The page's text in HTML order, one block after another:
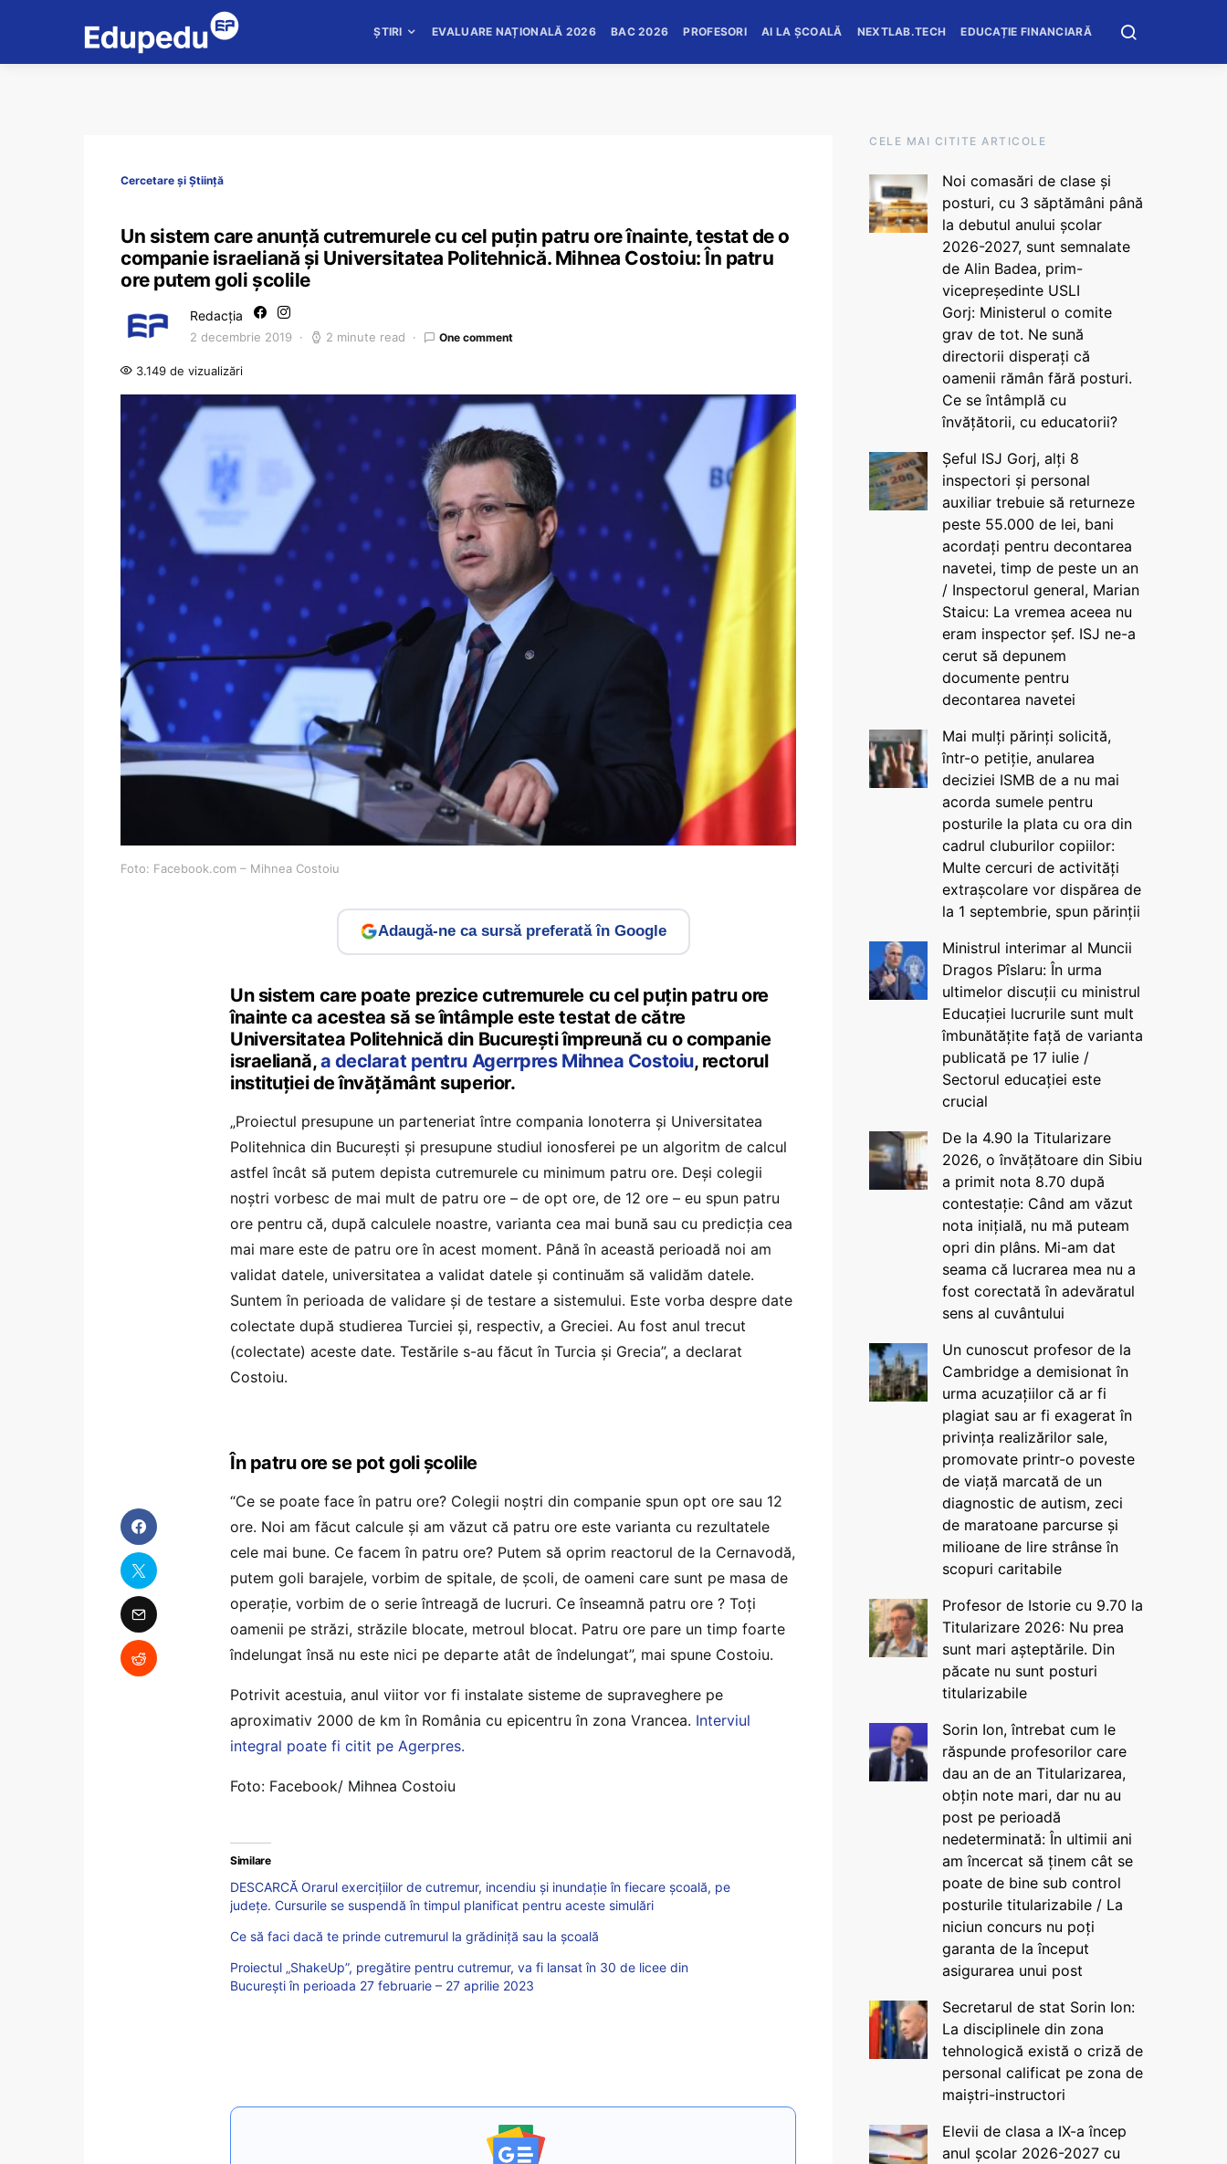
ȘTIRI EVALUARE NAȚIONALĂ 2026 BAC 2026 PROFESORI AI LA ȘCOALĂ NEXTLAB.TECH EDUCAȚIE FINANCIARĂ
Cercetare și Știință
Un sistem care anunță cutremurele cu cel puțin patru ore înainte, testat de o
companie israeliană și Universitatea Politehnică. Mihnea Costoiu: În patru
ore putem goli școlile
Redacția
2 decembrie 2019 2 minute read One comment
3.149 de vizualizări
Foto: Facebook.com – Mihnea Costoiu
Adaugă-ne ca sursă preferată în Google
Un sistem care poate prezice cutremurele cu cel puţin patru ore
înainte ca acestea să se întâmple este testat de către
Universitatea Politehnică din Bucureşti împreună cu o companie
israeliană,a declarat pentru Agerrpres Mihnea Costoiu, rectorul
instituţiei de învăţământ superior.
„Proiectul presupune un parteneriat între compania Ionoterra şi Universitatea
Politehnica din Bucureşti şi presupune studiul ionosferei pe un algoritm de calcul
astfel încât să putem depista cutremurele cu minimum patru ore. Deşi colegii
noştri vorbesc de mai mult de patru ore – de opt ore, de 12 ore – eu spun patru
ore pentru că, după calculele noastre, varianta cea mai bună sau cu predicţia cea
mai mare este de patru ore în acest moment. Până în această perioadă noi am
validat datele, universitatea a validat datele şi continuăm să validăm datele.
Suntem în perioada de validare şi de testare a sistemului. Este vorba despre date
colectate după studierea Turciei şi, respectiv, a Greciei. Au fost anul trecut
(colectate) aceste date. Testările s-au făcut în Turcia şi Grecia”, a declarat
Costoiu.
În patru ore se pot goli școlile
“Ce se poate face în patru ore? Colegii noştri din companie spun opt ore sau 12
ore. Noi am făcut calcule şi am văzut că patru ore este varianta cu rezultatele
cele mai bune. Ce facem în patru ore? Putem să oprim reactorul de la Cernavodă,
putem goli barajele, vorbim de spitale, de şcoli, de oameni care sunt pe masa de
operaţie, vorbim de o serie întreagă de lucruri. Ce înseamnă patru ore ? Toţi
oamenii pe străzi, străzile blocate, metroul blocat. Patru ore pare un timp foarte
îndelungat însă nu este nici pe departe atât de îndelungat”, mai spune Costoiu.
Potrivit acestuia, anul viitor vor fi instalate sisteme de supraveghere pe
aproximativ 2000 de km în România cu epicentru în zona Vrancea. Interviul
integral poate fi citit pe Agerpres.
Foto: Facebook/ Mihnea Costoiu
Similare
DESCARCĂ Orarul exercițiilor de cutremur, incendiu și inundație în fiecare școală, pe
județe. Cursurile se suspendă în timpul planificat pentru aceste simulări
Ce să faci dacă te prinde cutremurul la grădiniță sau la școală
Proiectul „ShakeUp”, pregătire pentru cutremur, va fi lansat în 30 de licee din
București în perioada 27 februarie – 27 aprilie 2023
CELE MAI CITITE ARTICOLE
Noi comasări de clase și
posturi, cu 3 săptămâni până
la debutul anului școlar
2026-2027, sunt semnalate
de Alin Badea, prim-
vicepreședinte USLI
Gorj: Ministerul o comite
grav de tot. Ne sună
directorii disperați că
oamenii rămân fără posturi.
Ce se întâmplă cu
învățătorii, cu educatorii?
Șeful ISJ Gorj, alți 8
inspectori și personal
auxiliar trebuie să returneze
peste 55.000 de lei, bani
acordați pentru decontarea
navetei, timp de peste un an
/ Inspectorul general, Marian
Staicu: La vremea aceea nu
eram inspector șef. ISJ ne-a
cerut să depunem
documente pentru
decontarea navetei
Mai mulți părinți solicită,
într-o petiție, anularea
deciziei ISMB de a nu mai
acorda sumele pentru
posturile la plata cu ora din
cadrul cluburilor copiilor:
Multe cercuri de activități
extrașcolare vor dispărea de
la 1 septembrie, spun părinții
Ministrul interimar al Muncii
Dragos Pîslaru: În urma
ultimelor discuții cu ministrul
Educației lucrurile sunt mult
îmbunătățite față de varianta
publicată pe 17 iulie /
Sectorul educației este
crucial
De la 4.90 la Titularizare
2026, o învățătoare din Sibiu
a primit nota 8.70 după
contestație: Când am văzut
nota inițială, nu mă puteam
opri din plâns. Mi-am dat
seama că lucrarea mea nu a
fost corectată în adevăratul
sens al cuvântului
Un cunoscut profesor de la
Cambridge a demisionat în
urma acuzațiilor că ar fi
plagiat sau ar fi exagerat în
privința realizărilor sale,
promovate printr-o poveste
de viață marcată de un
diagnostic de autism, zeci
de maratoane parcurse și
milioane de lire strânse în
scopuri caritabile
Profesor de Istorie cu 9.70 la
Titularizare 2026: Nu prea
sunt mari așteptările. Din
păcate nu sunt posturi
titularizabile
Sorin Ion, întrebat cum le
răspunde profesorilor care
dau an de an Titularizarea,
obțin note mari, dar nu au
post pe perioadă
nedeterminată: În ultimii ani
am încercat să ținem cât se
poate de bine sub control
posturile titularizabile / La
niciun concurs nu poți
garanta de la început
asigurarea unui post
Secretarul de stat Sorin Ion:
La disciplinele din zona
tehnologică există o criză de
personal calificat pe zona de
maiștri-instructori
Elevii de clasa a IX-a încep
anul școlar 2026-2027 cu